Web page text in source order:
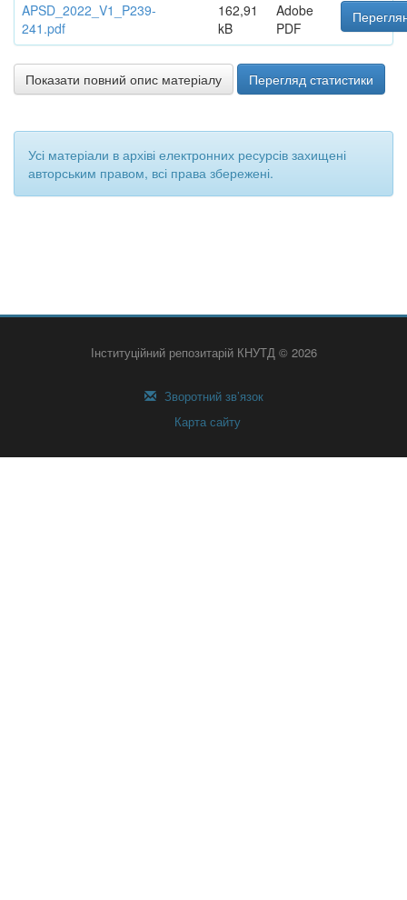
APSD_2022_V1_P239-
241.pdf
162,91
kB
Adobe
PDF
Показати повний опис матеріалу Перегляд статистики
Усі матеріали в архіві електронних ресурсів захищені
авторським правом, всі права збережені.
Інституційний репозитарій КНУТД © 2026
Зворотний зв’язок
Карта сайту